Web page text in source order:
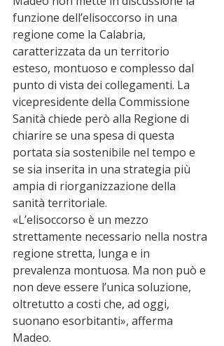
funzione dell’elisoccorso in una
regione come la Calabria,
caratterizzata da un territorio
esteso, montuoso e complesso dal
punto di vista dei collegamenti. La
vicepresidente della Commissione
Sanità chiede però alla Regione di
chiarire se una spesa di questa
portata sia sostenibile nel tempo e
se sia inserita in una strategia più
ampia di riorganizzazione della
sanità territoriale.
«L’elisoccorso è un mezzo
strettamente necessario nella nostra
regione stretta, lunga e in
prevalenza montuosa. Ma non può e
non deve essere l’unica soluzione,
oltretutto a costi che, ad oggi,
suonano esorbitanti», afferma
Madeo.